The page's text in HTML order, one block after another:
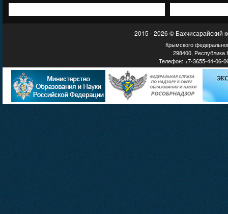
2015 - 2026 © Бахчисарайский
Крымского
298400, Республика
Телефон: +7-3655-44-06-